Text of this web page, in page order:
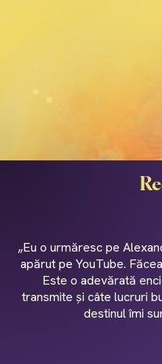
„Eu o urmăresc pe
apărut pe YouTube.
Este o adevărată
transmite și câte lucruri
destinul îmi